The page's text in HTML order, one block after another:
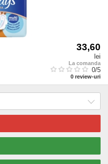
33,60
lei
La comanda
0/5
0 review-uri